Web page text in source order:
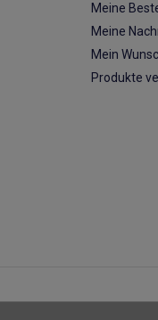
Meine
Meine
Mein
Produkte